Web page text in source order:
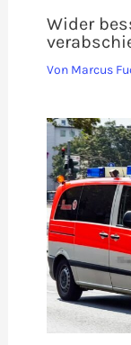
Wider
Von Marcus